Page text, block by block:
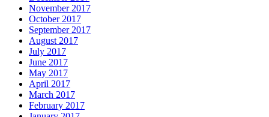
November 2017
October 2017
September 2017
August 2017
July 2017
June 2017
May 2017
April 2017
March 2017
February 2017